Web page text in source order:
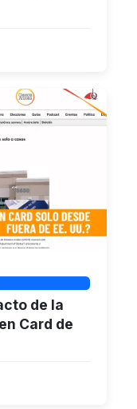
de la
Card de